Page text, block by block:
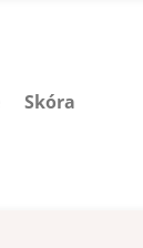
Skóra